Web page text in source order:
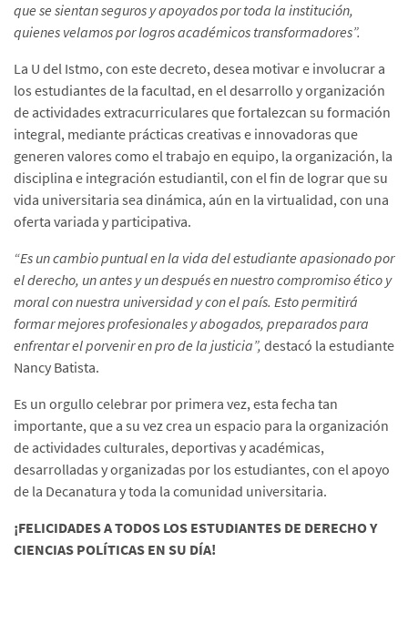
que se sientan seguros y apoyados por toda la institución,
quienes velamos por logros académicos transformadores”.
La U del Istmo, con este decreto, desea motivar e involucrar a
los estudiantes de la facultad, en el desarrollo y organización
de actividades extracurriculares que fortalezcan su formación
integral, mediante prácticas creativas e innovadoras que
generen valores como el trabajo en equipo, la organización, la
disciplina e integración estudiantil, con el fin de lograr que su
vida universitaria sea dinámica, aún en la virtualidad, con una
oferta variada y participativa.
“Es un cambio puntual en la vida del estudiante apasionado por
el derecho, un antes y un después en nuestro compromiso ético y
moral con nuestra universidad y con el país. Esto permitirá
formar mejores profesionales y abogados, preparados para
enfrentar el porvenir en pro de la justicia”, destacó la estudiante
Nancy Batista.
Es un orgullo celebrar por primera vez, esta fecha tan
importante, que a su vez crea un espacio para la organización
de actividades culturales, deportivas y académicas,
desarrolladas y organizadas por los estudiantes, con el apoyo
de la Decanatura y toda la comunidad universitaria.
¡FELICIDADES A TODOS LOS ESTUDIANTES DE DERECHO Y
CIENCIAS POLÍTICAS EN SU DÍA!